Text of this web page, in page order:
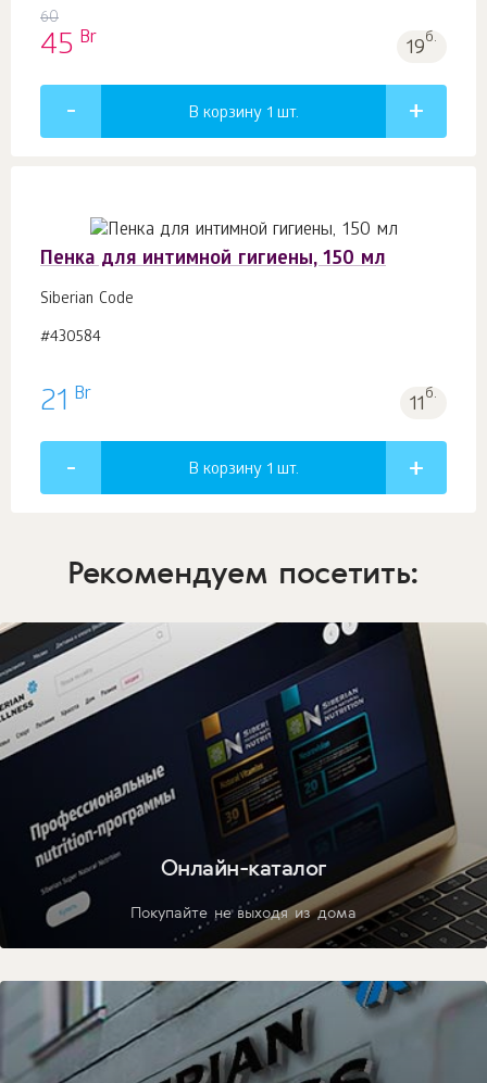
60
45 Br 19б.
В корзину 1 шт.
Пенка для интимной гигиены, 150 мл
Siberian Code
#430584
21 Br 11б.
В корзину 1 шт.
Рекомендуем посетить:
Онлайн-каталог
Покупайте не выходя из дома